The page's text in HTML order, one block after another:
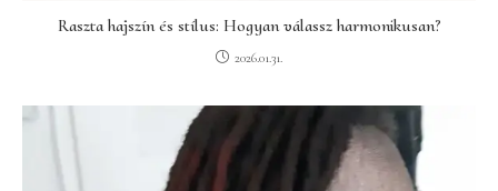
Raszta hajszín és stílus: Hogyan válassz harmonikusan?
2026.01.31.